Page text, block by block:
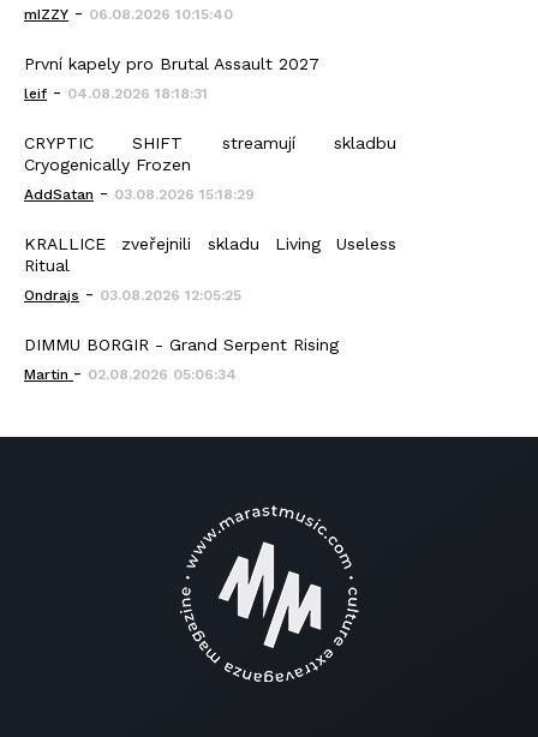
mIZZY - 06.08.2026 10:15:40
První kapely pro Brutal Assault 2027
leif - 04.08.2026 18:18:31
CRYPTIC SHIFT streamují skladbu
Cryogenically Frozen
AddSatan - 03.08.2026 15:18:29
KRALLICE zveřejnili skladu Living Useless
Ritual
Ondrajs - 03.08.2026 12:05:25
DIMMU BORGIR - Grand Serpent Rising
Martin - 02.08.2026 05:06:34